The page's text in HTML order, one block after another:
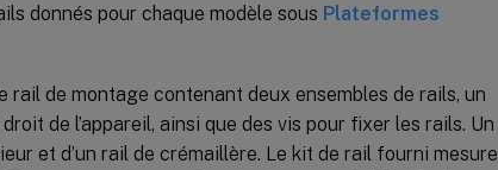
donnés pour chaque modèle sous Plateformes
rail de montage contenant deux ensembles de rails, un
de l’appareil, ainsi que des vis pour fixer les rails. Un
et d’un rail de crémaillère. Le kit de rail fourni mesure